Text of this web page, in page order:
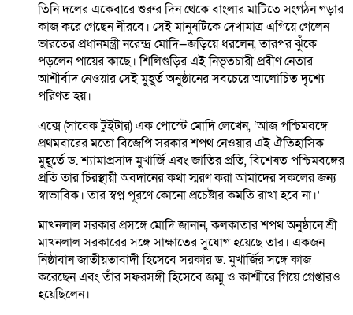
তিনি দলের একেবারে শুরুর দিন থেকে বাংলার মাটিতে সংগঠন গড়ার
কাজ করে গেছেন নীরবে। সেই মানুষটিকে দেখামাত্র এগিয়ে গেলেন
ভারতের প্রধানমন্ত্রী নরেন্দ্র মোদি—জড়িয়ে ধরলেন, তারপর ঝুঁকে
পড়লেন পায়ের কাছে। শিলিগুড়ির এই নিভৃতচারী প্রবীণ নেতার
আশীর্বাদ নেওয়ার সেই মুহূর্ত অনুষ্ঠানের সবচেয়ে আলোচিত দৃশ্যে
পরিণত হয়।
এক্সে (সাবেক টুইটার) এক পোস্টে মোদি লেখেন, ‘আজ পশ্চিমবঙ্গে
প্রথমবারের মতো বিজেপি সরকার শপথ নেওয়ার এই ঐতিহাসিক
মুহূর্তে ড. শ্যামাপ্রসাদ মুখার্জি এবং জাতির প্রতি, বিশেষত পশ্চিমবঙ্গের
প্রতি তার চিরস্থায়ী অবদানের কথা স্মরণ করা আমাদের সকলের জন্য
স্বাভাবিক। তার স্বপ্ন পূরণে কোনো প্রচেষ্টার কমতি রাখা হবে না।’
মাখনলাল সরকার প্রসঙ্গে মোদি জানান, কলকাতার শপথ অনুষ্ঠানে শ্রী
মাখনলাল সরকারের সঙ্গে সাক্ষাতের সুযোগ হয়েছে তার। একজন
নিষ্ঠাবান জাতীয়তাবাদী হিসেবে সরকার ড. মুখার্জির সঙ্গে কাজ
করেছেন এবং তাঁর সফরসঙ্গী হিসেবে জম্মু ও কাশ্মীরে গিয়ে গ্রেপ্তারও
হয়েছিলেন।